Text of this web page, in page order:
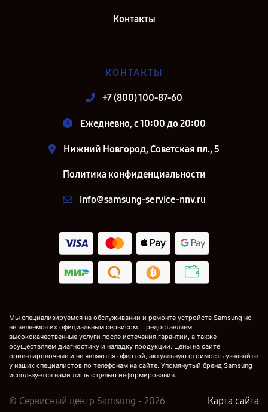
Контакты
КОНТАКТЫ
+7 (800) 100-87-60
Ежедневно, с 10:00 до 20:00
Нижний Новгород, Советская пл., 5
Политика конфиденциальности
info@samsung-service-nnv.ru
Мы специализируемся на обслуживании и ремонте устройств Samsung но
не являемся их официальным сервисом. Предоставляем
высококачественные услуги после истечения гарантии, а также
осуществляем диагностику и наладку продукции. Цены на сайте
ориентировочные и не являются офертой, актуальную стоимость узнавайте
у наших специалистов по телефонам на сайте. Упомянутый бренд Samsung
используется нами лишь с целью информирования.
© Сервисный центр Samsung - 2026 Карта сайта